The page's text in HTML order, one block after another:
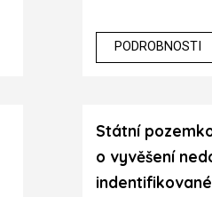
PODROBNOSTI
Státní
o vyvěšení